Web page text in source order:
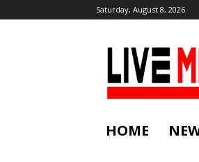
Saturday, August 8, 2026
HOME